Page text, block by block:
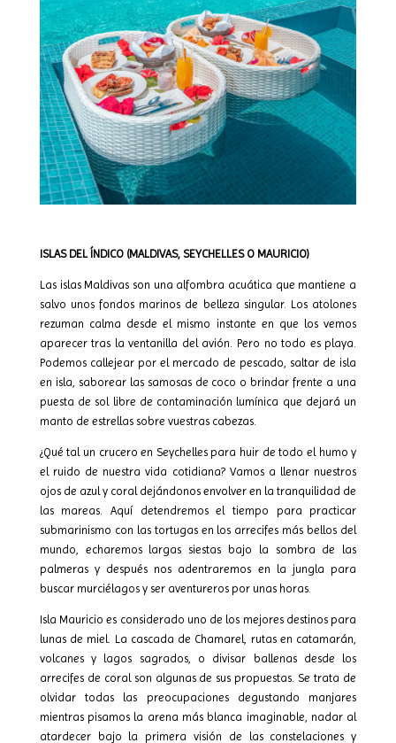
ISLAS DEL ÍNDICO (MALDIVAS, SEYCHELLES O MAURICIO)
Las islas Maldivas son una alfombra acuática que mantiene a
salvo unos fondos marinos de belleza singular. Los atolones
rezuman calma desde el mismo instante en que los vemos
aparecer tras la ventanilla del avión. Pero no todo es playa.
Podemos callejear por el mercado de pescado, saltar de isla
en isla, saborear las samosas de coco o brindar frente a una
puesta de sol libre de contaminación lumínica que dejará un
manto de estrellas sobre vuestras cabezas.
¿Qué tal un crucero en Seychelles para huir de todo el humo y
el ruido de nuestra vida cotidiana? Vamos a llenar nuestros
ojos de azul y coral dejándonos envolver en la tranquilidad de
las mareas. Aquí detendremos el tiempo para practicar
submarinismo con las tortugas en los arrecifes más bellos del
mundo, echaremos largas siestas bajo la sombra de las
palmeras y después nos adentraremos en la jungla para
buscar murciélagos y ser aventureros por unas horas.
Isla Mauricio es considerado uno de los mejores destinos para
lunas de miel. La cascada de Chamarel, rutas en catamarán,
volcanes y lagos sagrados, o divisar ballenas desde los
arrecifes de coral son algunas de sus propuestas. Se trata de
olvidar todas las preocupaciones degustando manjares
mientras pisamos la arena más blanca imaginable, nadar al
atardecer bajo la primera visión de las constelaciones y